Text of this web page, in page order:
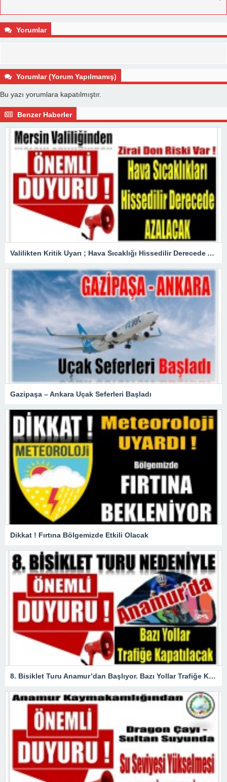
Yorumlar
Yorumlar (Yorum Yapılmamış)
Bu yazı yorumlara kapatılmıştır.
Benzer Haberler
Valilikten Kritik Uyarı ; Hava Sıcaklığı Hissedilir Derecede Azalacak!
Gazipaşa – Ankara Uçak Seferleri Başladı
Dikkat ! Fırtına Bölgemizde Etkili Olacak
8. Bisiklet Turu Anamur’dan Başlıyor. Bazı Yollar Trafiğe Kapatılacak